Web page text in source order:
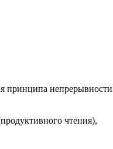
принципа непрерывности
чтения),